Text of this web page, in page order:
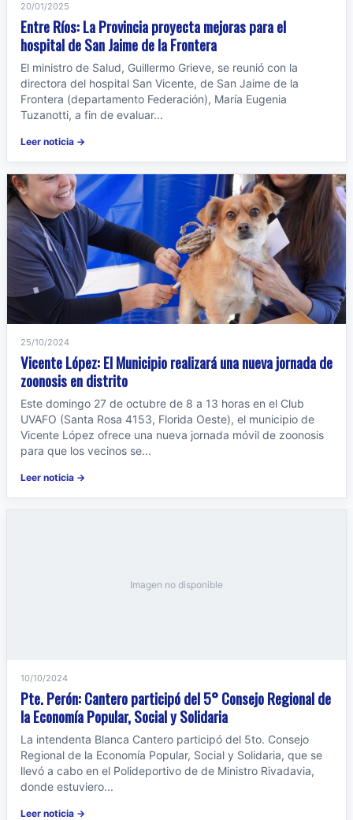
20/01/2025
Entre Ríos: La Provincia proyecta mejoras para el
hospital de San Jaime de la Frontera
El ministro de Salud, Guillermo Grieve, se reunió con la
directora del hospital San Vicente, de San Jaime de la
Frontera (departamento Federación), María Eugenia
Tuzanotti, a fin de evaluar...
Leer noticia →
25/10/2024
Vicente López: El Municipio realizará una nueva jornada de
zoonosis en distrito
Este domingo 27 de octubre de 8 a 13 horas en el Club
UVAFO (Santa Rosa 4153, Florida Oeste), el municipio de
Vicente López ofrece una nueva jornada móvil de zoonosis
para que los vecinos se...
Leer noticia →
Imagen no disponible
10/10/2024
Pte. Perón: Cantero participó del 5° Consejo Regional de
la Economía Popular, Social y Solidaria
La intendenta Blanca Cantero participó del 5to. Consejo
Regional de la Economía Popular, Social y Solidaria, que se
llevó a cabo en el Polideportivo de de Ministro Rivadavia,
donde estuviero...
Leer noticia →